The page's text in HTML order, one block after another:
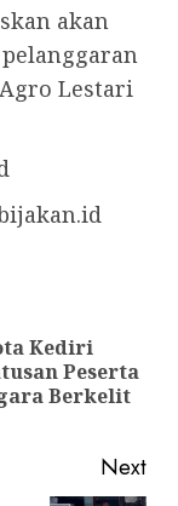
akan
Lestari
Kediri
Peserta
Berkelit
Next